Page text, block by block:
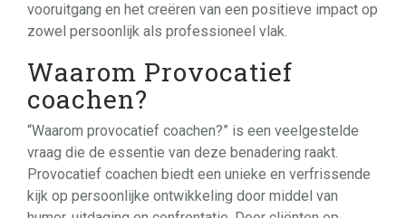
vooruitgang en het creëren van een positieve impact op
zowel persoonlijk als professioneel vlak.
Waarom Provocatief
coachen?
“Waarom provocatief coachen?” is een veelgestelde
vraag die de essentie van deze benadering raakt.
Provocatief coachen biedt een unieke en verfrissende
kijk op persoonlijke ontwikkeling door middel van